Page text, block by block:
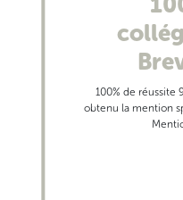
100% de réussite
obtenu la mention